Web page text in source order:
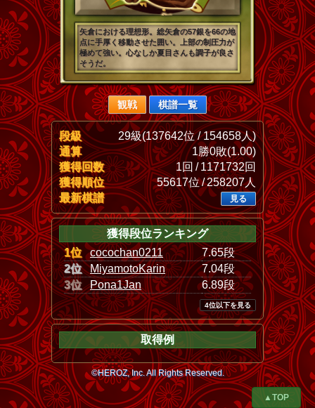
矢倉における理想形。総矢倉の57銀を66の地
点に手厚く移動させた囲い。上部の制圧力が
極めて強い。心なしか夏目さんも調子が良さ
そうだ。
観戦 棋譜一覧
段級
29級(137642位 / 154658人)
通算
1勝0敗(1.00)
獲得回数
1回 / 1171732回
獲得順位
55617位 / 258207人
最新棋譜
見る
獲得段位ランキング
1位
cocochan0211
7.65段
2位
MiyamotoKarin
7.04段
3位
Pona1Jan 6.89段
4位以下を見る
取得例
©HEROZ, Inc. All Rights Reserved.
▲TOP